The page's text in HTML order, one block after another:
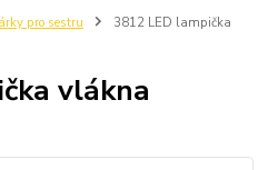
pro sestru
3812 LED lampička
vlákna